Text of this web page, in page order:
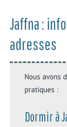
Jaffna :
adresses
Nous avons
pratiques :
Dormir à